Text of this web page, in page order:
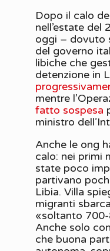
Dopo il calo
nell’estate del
oggi – dovuto
del governo
libiche che
detenzione in
mentre
fatto sospesa
ministro
Anche le ong
calo: nei primi
state poco
partivano
Libia. Villa
migranti
«soltanto
Anche solo
che buona